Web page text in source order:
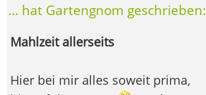
... hat Gartengnom geschrieben:
Mahlzeit allerseits
Hier bei mir alles soweit prima,